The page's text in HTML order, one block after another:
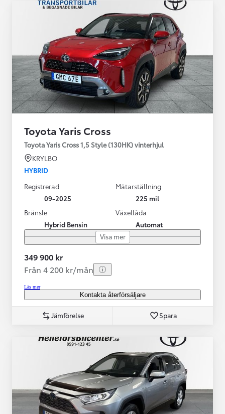
Toyota Yaris Cross
Toyota Yaris Cross 1,5 Style (130HK) vinterhjul
KRYLBO
HYBRID
Registrerad
09-2025
Mätarställning
225 mil
Bränsle
Hybrid Bensin
Växellåda
Automat
Visa mer
349 900 kr
Från 4 200 kr/mån
Läs mer
Kontakta återförsäljare
Jämförelse Spara